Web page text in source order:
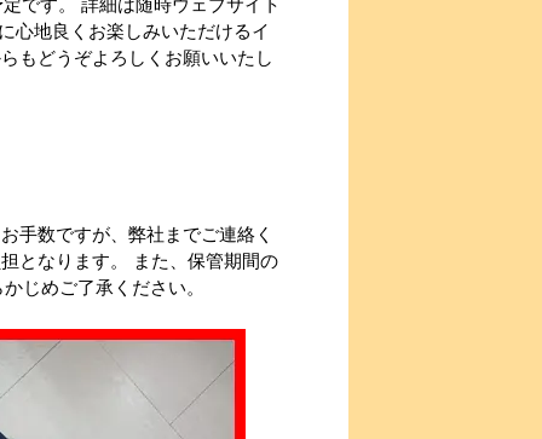
心地良くお楽しみいただけるイ
もどうぞよろしくお願いいたし
手数ですが、弊社までご連絡く
となります。 また、保管期間の
じめご了承ください。